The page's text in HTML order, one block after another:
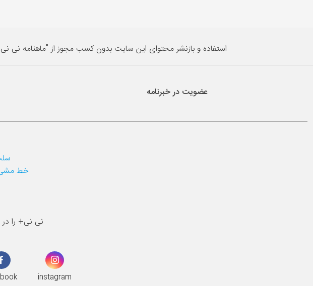
استفاده و بازنشر محتوای این سایت بدون کسب مجوز از "ماهنامه نی
عضویت در خبرنامه
خط
نی نی+ را
instagram